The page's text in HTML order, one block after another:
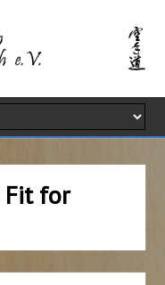
Fit for